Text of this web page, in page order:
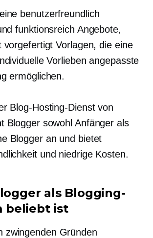
benutzerfreundlich
funktionsreich Angebote,
vorgefertigt Vorlagen, die eine
Vorlieben angepasste
ermöglichen.
Blog-Hosting-Dienst von
Blogger sowohl Anfänger als
Blogger an und bietet
und niedrige Kosten.
als Blogging-
beliebt ist
zwingenden Gründen